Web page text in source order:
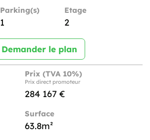
Parking(s)
1
Etage
2
Demander le plan
Prix (TVA 10%)
Prix direct promoteur
284 167 €
Surface
63.8m²